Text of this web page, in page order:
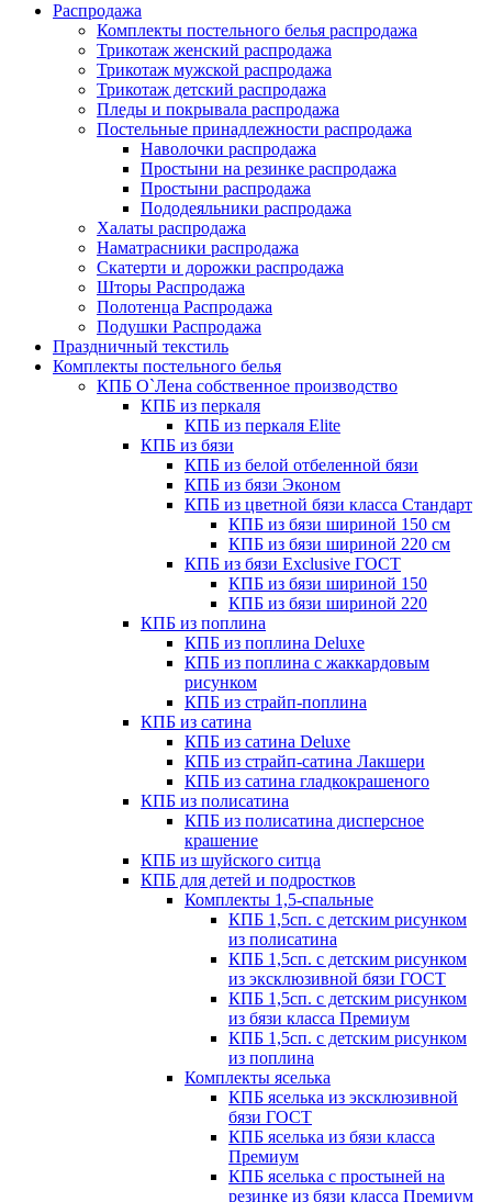
Распродажа
Комплекты постельного белья распродажа
Трикотаж женский распродажа
Трикотаж мужской распродажа
Трикотаж детский распродажа
Пледы и покрывала распродажа
Постельные принадлежности распродажа
Наволочки распродажа
Простыни на резинке распродажа
Простыни распродажа
Пододеяльники распродажа
Халаты распродажа
Наматрасники распродажа
Скатерти и дорожки распродажа
Шторы Распродажа
Полотенца Распродажа
Подушки Распродажа
Праздничный текстиль
Комплекты постельного белья
КПБ О`Лена собственное производство
КПБ из перкаля
КПБ из перкаля Elite
КПБ из бязи
КПБ из белой отбеленной бязи
КПБ из бязи Эконом
КПБ из цветной бязи класса Стандарт
КПБ из бязи шириной 150 см
КПБ из бязи шириной 220 см
КПБ из бязи Exclusive ГОСТ
КПБ из бязи шириной 150
КПБ из бязи шириной 220
КПБ из поплина
КПБ из поплина Deluxe
КПБ из поплина с жаккардовым
рисунком
КПБ из страйп-поплина
КПБ из сатина
КПБ из сатина Deluxe
КПБ из страйп-сатина Лакшери
КПБ из сатина гладкокрашеного
КПБ из полисатина
КПБ из полисатина дисперсное
крашение
КПБ из шуйского ситца
КПБ для детей и подростков
Комплекты 1,5-спальные
КПБ 1,5сп. с детским рисунком
из полисатина
КПБ 1,5сп. с детским рисунком
из эксклюзивной бязи ГОСТ
КПБ 1,5сп. с детским рисунком
из бязи класса Премиум
КПБ 1,5сп. с детским рисунком
из поплина
Комплекты яселька
КПБ яселька из эксклюзивной
бязи ГОСТ
КПБ яселька из бязи класса
Премиум
КПБ яселька с простыней на
резинке из бязи класса Премиум